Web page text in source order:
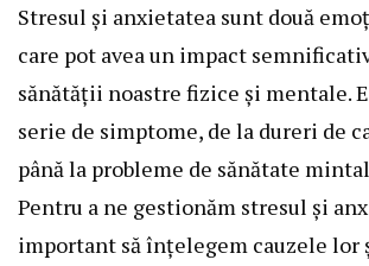
Stresul și anxietatea sunt două
care pot avea un impact
sănătății noastre fizice și mentale.
serie de simptome, de la dureri de
până la probleme de sănătate
Pentru a ne gestionăm stresul și
important să înțelegem cauzele lor